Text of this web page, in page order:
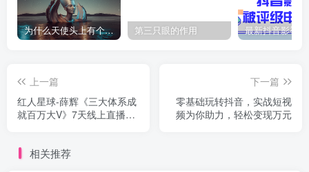
为什么天使头上有个圈？ 第三只眼的作用
上一篇
红人星球-薛辉《三大体系成
就百万大V》7天线上直播课
下一篇
零基础玩转抖音，实战短视
频为你助力，轻松变现万元
相关推荐